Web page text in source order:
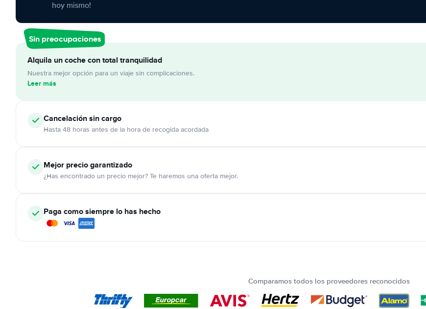
hoy mismo!
Sin preocupaciones
Alquila un coche con total tranquilidad
Nuestra mejor opción para un viaje sin complicaciones.
Leer más
Cancelaciónsin cargo
Hasta 48 horas antes de la hora de recogida acordada
Mejor precio garantizado
¿Has encontrado un precio mejor? Te haremos una oferta mejor.
Paga como siempre lo has hecho
Comparamos todos los proveedores reconocidos